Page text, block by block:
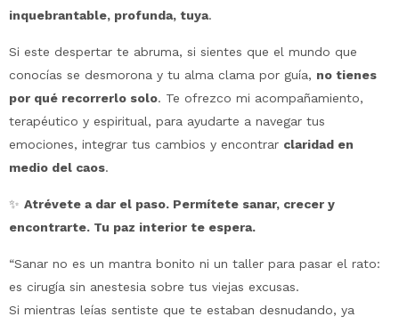
inquebrantable, profunda, tuya.
Si este despertar te abruma, si sientes que el mundo que
conocías se desmorona y tu alma clama por guía, no tienes
por qué recorrerlo solo. Te ofrezco mi acompañamiento,
terapéutico y espiritual, para ayudarte a navegar tus
emociones, integrar tus cambios y encontrar claridad en
medio del caos.
✨ Atrévete a dar el paso. Permítete sanar, crecer y
encontrarte. Tu paz interior te espera.
“Sanar no es un mantra bonito ni un taller para pasar el rato:
es cirugía sin anestesia sobre tus viejas excusas.
Si mientras leías sentiste que te estaban desnudando, ya